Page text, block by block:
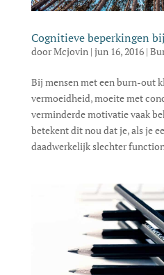
Cognitieve beperkingen
doorMcjovin| jun 16, 2016|
Bij mensen met een burn-out
vermoeidheid, moeite met
verminderde motivatie vaak
betekent dit nou dat je, als je
daadwerkelijk slechter